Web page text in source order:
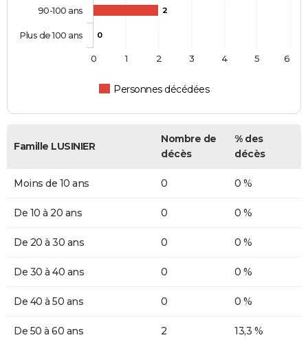
2
0
Personnes décédées
90-100 ans
Plus de 100 ans
0 1 2 3 4 5 6
Famille LUSINIER
Nombre de
décès
% des
décès
Moins de 10 ans 0 0 %
De 10 à 20 ans 0 0 %
De 20 à 30 ans 0 0 %
De 30 à 40 ans 0 0 %
De 40 à 50 ans 0 0 %
De 50 à 60 ans 2 13,3 %